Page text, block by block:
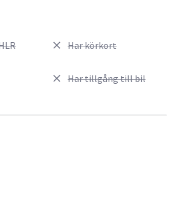
Har körkort
Har tillgång till bil